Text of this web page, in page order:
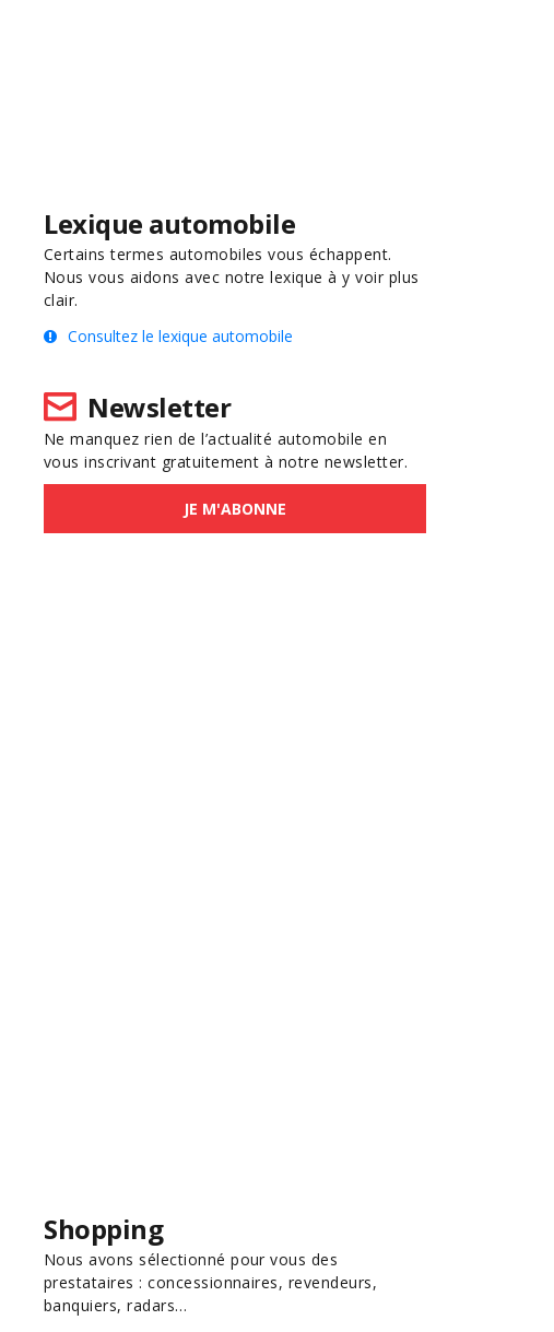
Lexique automobile
Certains termes automobiles vous échappent.
Nous vous aidons avec notre lexique à y voir plus
clair.
Consultez le lexique automobile
Newsletter
Ne manquez rien de l’actualité automobile en
vous inscrivant gratuitement à notre newsletter.
JE M'ABONNE
Shopping
Nous avons sélectionné pour vous des
prestataires : concessionnaires, revendeurs,
banquiers, radars…